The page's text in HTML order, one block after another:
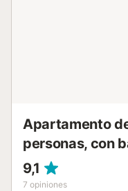
Apartamento
personas, con
9,1
7 opiniones